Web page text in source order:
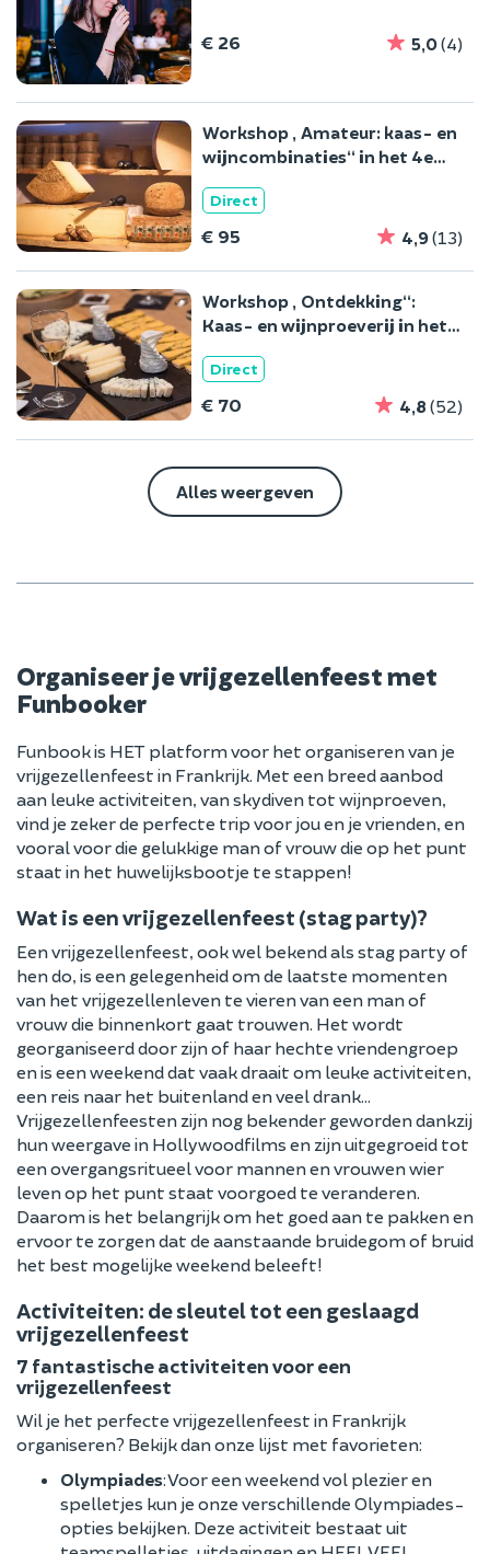
€ 26 5,0(4)
Workshop „Amateur: kaas- en
wijncombinaties“ in het 4e
Direct
€ 95 4,9(13)
Workshop „Ontdekking“:
Kaas- en wijnproeverij in het
Direct
€ 70 4,8 (52)
Alles weergeven
Organiseer je vrijgezellenfeest met
Funbooker
Funbook is HET platform voor het organiseren van je
vrijgezellenfeest in Frankrijk. Met een breed aanbod
aan leuke activiteiten, van skydiven tot wijnproeven,
vind je zeker de perfecte trip voor jou en je vrienden, en
vooral voor die gelukkige man of vrouw die op het punt
staat in het huwelijksbootje te stappen!
Wat is een vrijgezellenfeest (stag party)?
Een vrijgezellenfeest, ook wel bekend als stag party of
hen do, is een gelegenheid om de laatste momenten
van het vrijgezellenleven te vieren van een man of
vrouw die binnenkort gaat trouwen. Het wordt
georganiseerd door zijn of haar hechte vriendengroep
en is een weekend dat vaak draait om leuke activiteiten,
een reis naar het buitenland en veel drank…
Vrijgezellenfeesten zijn nog bekender geworden dankzij
hun weergave in Hollywoodfilms en zijn uitgegroeid tot
een overgangsritueel voor mannen en vrouwen wier
leven op het punt staat voorgoed te veranderen.
Daarom is het belangrijk om het goed aan te pakken en
ervoor te zorgen dat de aanstaande bruidegom of bruid
het best mogelijke weekend beleeft!
Activiteiten: de sleutel tot een geslaagd
vrijgezellenfeest
7 fantastische activiteiten voor een
vrijgezellenfeest
Wil je het perfecte vrijgezellenfeest in Frankrijk
organiseren? Bekijk dan onze lijst met favorieten:
Olympiades: Voor een weekend vol plezier en
spelletjes kun je onze verschillende Olympiades-
opties bekijken. Deze activiteit bestaat uit